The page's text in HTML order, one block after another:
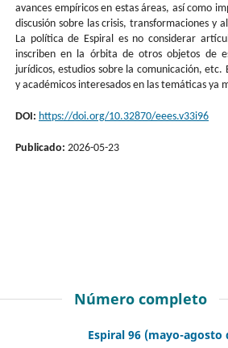
avances empíricos en estas áreas, así como
discusión sobre las crisis, transformaciones y
La política de Espiral es no considerar
inscriben en la órbita de otros objetos de
jurídicos, estudios sobre la comunicación,
y académicos interesados en las temáticas ya
DOI: https://doi.org/10.32870/eees.v33i96
Publicado: 2026-05-23
Número completo
Espiral 96 (mayo-agosto